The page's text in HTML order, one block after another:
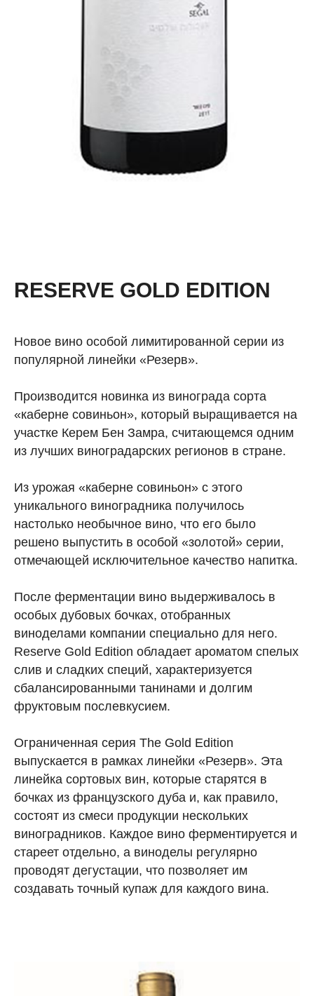
RESERVE GOLD EDITION
Новое вино особой лимитированной серии из
популярной линейки «Резерв».
Производится новинка из винограда сорта
«каберне совиньон», который выращивается на
участке Керем Бен Замра, считающемся одним
из лучших виноградарских регионов в стране.
Из урожая «каберне совиньон» с этого
уникального виноградника получилось
настолько необычное вино, что его было
решено выпустить в особой «золотой» серии,
отмечающей исключительное качество напитка.
После ферментации вино выдерживалось в
особых дубовых бочках, отобранных
виноделами компании специально для него.
Reserve Gold Edition обладает ароматом спелых
слив и сладких специй, характеризуется
сбалансированными танинами и долгим
фруктовым послевкусием.
Ограниченная серия The Gold Edition
выпускается в рамках линейки «Резерв». Эта
линейка сортовых вин, которые старятся в
бочках из французского дуба и, как правило,
состоят из смеси продукции нескольких
виноградников. Каждое вино ферментируется и
стареет отдельно, а виноделы регулярно
проводят дегустации, что позволяет им
создавать точный купаж для каждого вина.